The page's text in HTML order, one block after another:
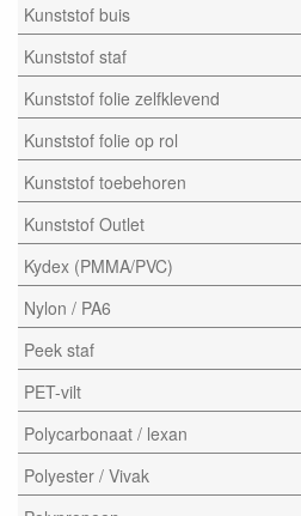
Kunststof buis
Kunststof staf
Kunststof folie zelfklevend
Kunststof folie op rol
Kunststof toebehoren
Kunststof Outlet
Kydex (PMMA/PVC)
Nylon / PA6
Peek staf
PET-vilt
Polycarbonaat / lexan
Polyester / Vivak